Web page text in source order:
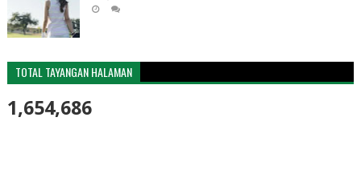
TOTAL TAYANGAN HALAMAN
1,654,686